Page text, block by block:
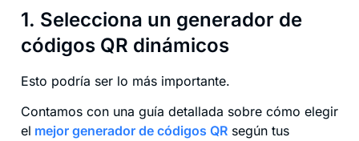
1. Selecciona un generador de
códigos QR dinámicos
Esto podría ser lo más importante.
Contamos con una guía detallada sobre cómo elegir
el mejor generador de códigos QR según tus